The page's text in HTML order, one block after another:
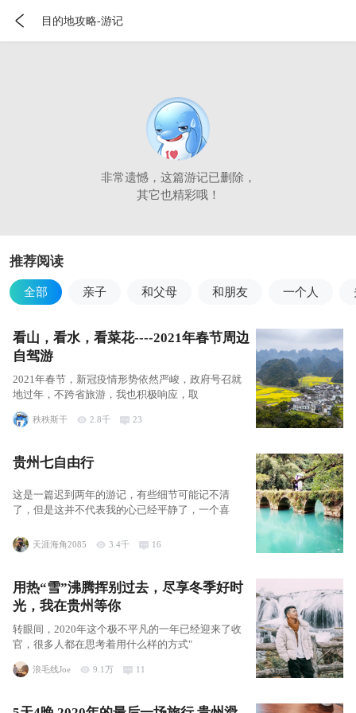
 目的地攻略-游记
非常遗憾，这篇游记已删除，
其它也精彩哦！
推荐阅读
全部 亲子 和父母 和朋友 一个人
看山，看水，看菜花----2021年春节周边
自驾游
2021年春节，新冠疫情形势依然严峻，政府号召就
地过年，不跨省旅游，我也积极响应，取
秩秩斯干 2.8千 23
贵州七自由行
这是一篇迟到两年的游记，有些细节可能记不清
了，但是这并不代表我的心已经平静了，一个喜
天涯海角2085 3.4千 16
用热“雪”沸腾挥别过去，尽享冬季好时
光，我在贵州等你
转眼间，2020年这个极不平凡的一年已经迎来了收
官，很多人都在思考着用什么样的方式"
浪毛线Joe 9.1万 11